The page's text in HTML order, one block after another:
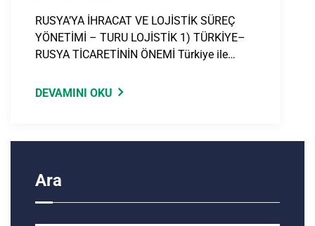
RUSYA’YA İHRACAT VE LOJİSTİK SÜREÇ
YÖNETİMİ – TURU LOJİSTİK 1) TÜRKİYE–
RUSYA TİCARETİNİN ÖNEMİ Türkiye ile…
DEVAMINI OKU
Ara